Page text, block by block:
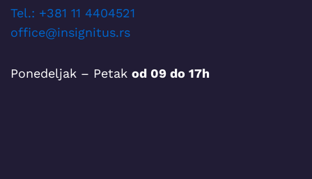
Tel.: +381 11 4404521
office@insignitus.rs
Ponedeljak – Petak od 09 do 17h